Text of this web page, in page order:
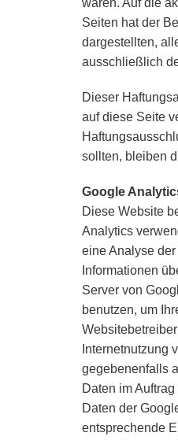
waren. Auf die
Seiten hat der
dargestellten,
ausschließlich
Dieser
auf diese Seite
sollten, bleiben
Google
Diese Website
Analytics
eine Analyse
Informationen
Server von
benutzen, um
Internetnutzung
gegebenenfalls
Daten im
Daten der
entsprechende